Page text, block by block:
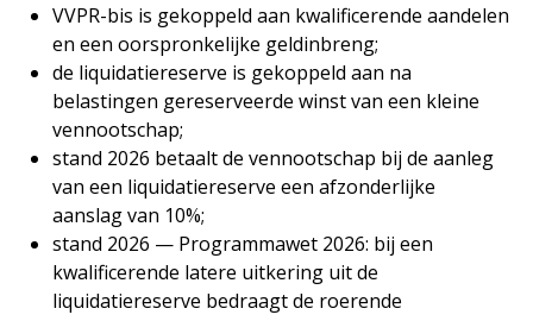
VVPR-bis is gekoppeld aan kwalificerende aandelen
en een oorspronkelijke geldinbreng;
de liquidatiereserve is gekoppeld aan na
belastingen gereserveerde winst van een kleine
vennootschap;
stand 2026 betaalt de vennootschap bij de aanleg
van een liquidatiereserve een afzonderlijke
aanslag van 10%;
stand 2026 — Programmawet 2026: bij een
kwalificerende latere uitkering uit de
liquidatiereserve bedraagt de roerende